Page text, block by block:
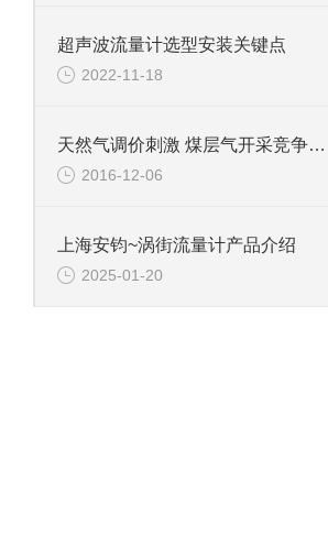
超声波流量计选型安装关键点
2022-11-18
天然气调价刺激 煤层气开采竞争加剧
2016-12-06
上海安钧~涡街流量计产品介绍
2025-01-20